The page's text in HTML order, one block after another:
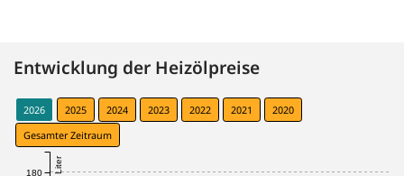
Entwicklung der Heizölpreise
2026 2025 2024 2023 2022 2021
2020
Gesamter Zeitraum
180